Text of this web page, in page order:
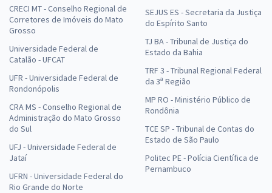
CRECI MT - Conselho Regional de
Corretores de Imóveis do Mato
Grosso
Universidade Federal de
Catalão - UFCAT
UFR - Universidade Federal de
Rondonópolis
CRA MS - Conselho Regional de
Administração do Mato Grosso
do Sul
UFJ - Universidade Federal de
Jataí
UFRN - Universidade Federal do
Rio Grande do Norte
SEJUS ES - Secretaria da Justiça
do Espírito Santo
TJ BA - Tribunal de Justiça do
Estado da Bahia
TRF 3 - Tribunal Regional Federal
da 3ª Região
MP RO - Ministério Público de
Rondônia
TCE SP - Tribunal de Contas do
Estado de São Paulo
Politec PE - Polícia Científica de
Pernambuco